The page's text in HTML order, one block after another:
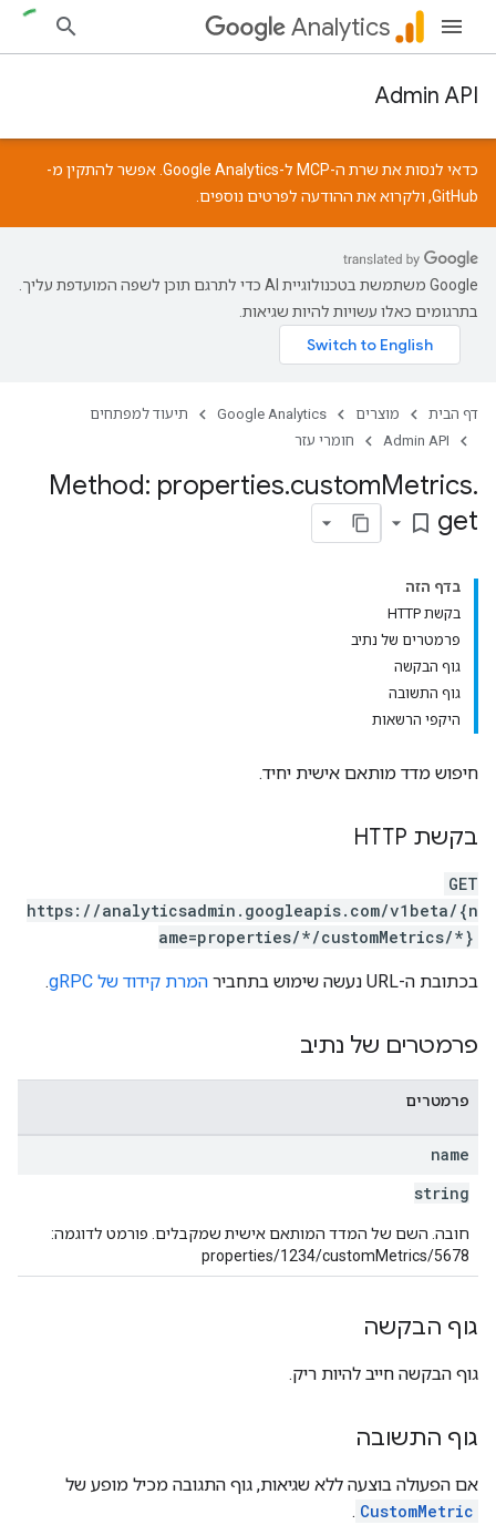
Analytics
Admin API
כדאי לנסות את שרת ה-MCP ל-Google Analytics. אפשר להתקין מ-
GitHub, ולקרוא את ההודעה לפרטים נוספים.
‫Google משתמשת בטכנולוגיית AI כדי לתרגם תוכן לשפה המועדפת עליך.
בתרגומים כאלו עשויות להיות שגיאות.
דף הבית מוצרים Google Analytics
תיעוד למפתחים
Admin API
חומרי עזר
Method: properties.customMetrics.
get
bookmark_border
בדף הזה
בקשת HTTP
פרמטרים של נתיב
גוף הבקשה
גוף התשובה
היקפי הרשאות
חיפוש מדד מותאם אישית יחיד.
בקשת HTTP
GET
https://analyticsadmin.googleapis.com/v1beta/{n
ame=properties/*/customMetrics/*}
בכתובת ה-URL נעשה שימוש בתחביר המרת קידוד של gRPC .
פרמטרים של נתיב
פרמטרים
name
string
חובה. השם של המדד המותאם אישית שמקבלים. פורמט לדוגמה:
properties/1234/customMetrics/5678
גוף הבקשה
גוף הבקשה חייב להיות ריק.
גוף התשובה
אם הפעולה בוצעה ללא שגיאות, גוף התגובה מכיל מופע של
CustomMetric
.